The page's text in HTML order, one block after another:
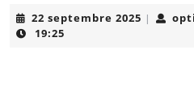
22 septembre 2025 22|
19:25